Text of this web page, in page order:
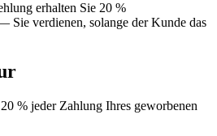
erhalten Sie 20 %
Sie verdienen, solange der Kunde das
% jeder Zahlung Ihres geworbenen